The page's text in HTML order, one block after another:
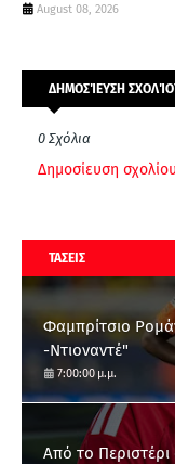
August 08, 2026
ΔΗΜΟΣΊΕΥΣΗ
0 Σχόλια
Δημοσίευση σχολίου
ΤΑΣΕΙΣ
Φαμπρίτσιο
-Ντιοναντέ"
7:00:00 μ.μ.
Από το